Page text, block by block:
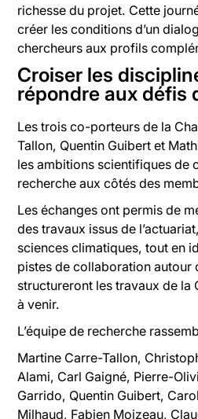
richesse du projet. Cette
créer les conditions d’un
chercheurs aux profils
Croiser les
répondre aux défis
Les trois co-porteurs de la
Tallon, Quentin Guibert et
les ambitions scientifiques de
recherche aux côtés des
Les échanges ont permis de
des travaux issus de
sciences climatiques, tout en
pistes de collaboration autour
structureront les travaux de la
à venir.
L’équipe de recherche
Martine Carre-Tallon,
Alami, Carl Gaigné, Pierre-
Garrido, Quentin Guibert,
Milhaud, Fabien Moizeau,